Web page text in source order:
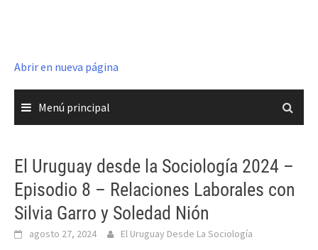
Abrir en nueva página
Menú principal
El Uruguay desde la Sociología 2024 –
Episodio 8 – Relaciones Laborales con
Silvia Garro y Soledad Nión
agosto 27, 2024 El Uruguay Desde La Sociología